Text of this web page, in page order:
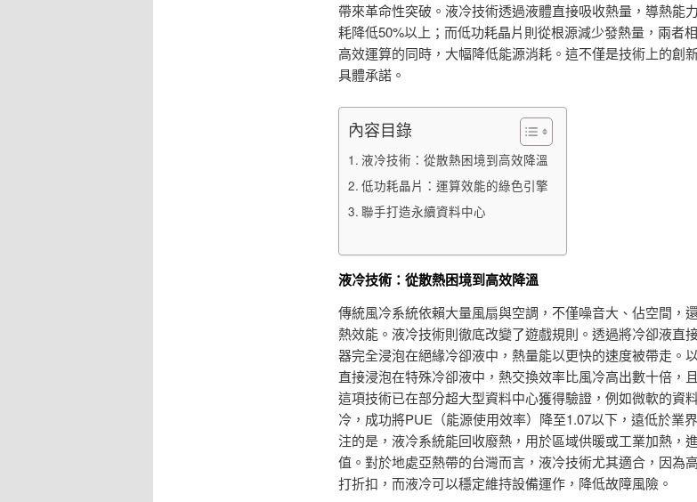
帶來革命性突破。液冷技術透過液體直接吸收熱量，導熱能
耗降低50%以上；而低功耗晶片則從根源減少發熱量，兩者
高效運算的同時，大幅降低能源消耗。這不僅是技術上的創
具體承諾。
內容目錄
液冷技術：從散熱困境到高效降溫
低功耗晶片：運算效能的綠色引擎
聯手打造永續資料中心
液冷技術：從散熱困境到高效降溫
傳統風冷系統依賴大量風扇與空調，不僅噪音大、佔空間，
熱效能。液冷技術則徹底改變了遊戲規則。透過將冷卻液直
器完全浸泡在絕緣冷卻液中，熱量能以更快的速度被帶走。
直接浸泡在特殊冷卻液中，熱交換效率比風冷高出數十倍，
這項技術已在部分超大型資料中心獲得驗證，例如微軟的資
冷，成功將PUE（能源使用效率）降至1.07以下，遠低於業
注的是，液冷系統能回收廢熱，用於區域供暖或工業加熱，
值。對於地處亞熱帶的台灣而言，液冷技術尤其適合，因為
打折扣，而液冷可以穩定維持設備運作，降低故障風險。